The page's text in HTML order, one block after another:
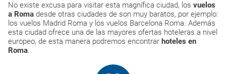
No existe excusa para visitar esta magnífica ciudad, los vuelos
a Roma desde otras ciudades de son muy baratos, por ejemplo:
los vuelos Madrid Roma y los vuelos Barcelona Roma. Además
esta ciudad ofrece una de las mayores ofertas hoteleras a nivel
europeo, de esta manera podremos encontrar hoteles en
Roma.